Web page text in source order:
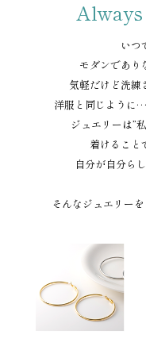
いつ
モダンであり
気軽だけど洗練
洋服と同じように
ジュエリーは”
着けること
自分が自分ら
そんなジュエリー